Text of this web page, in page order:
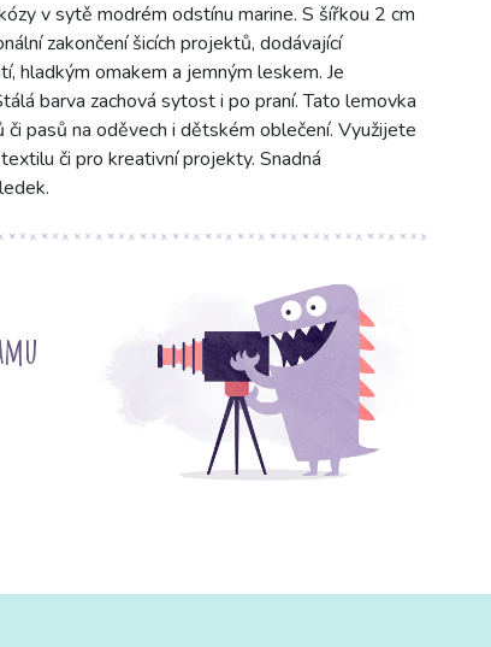
v sytě modrém odstínu marine. S šířkou 2 cm
zakončení šicích projektů, dodávající
hladkým omakem a jemným leskem. Je
barva zachová sytost i po praní. Tato lemovka
pasů na oděvech i dětském oblečení. Využijete
či pro kreativní projekty. Snadná